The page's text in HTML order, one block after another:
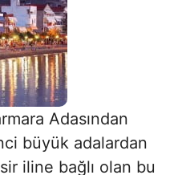
Adasından
büyük adalardan
iline bağlı olan bu